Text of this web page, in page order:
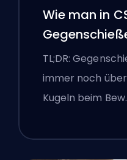
Wie man in
Genauigkeit
TL;DR:
immer noch
Kugeln beim